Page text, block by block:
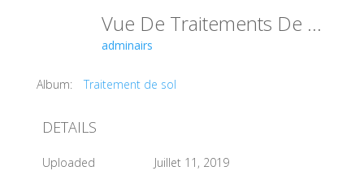
Vue De Traitements De Sol Sur Des Plate Formes Industrielles.
adminairs
Album: Traitement de sol
DETAILS
Uploaded Juillet 11, 2019